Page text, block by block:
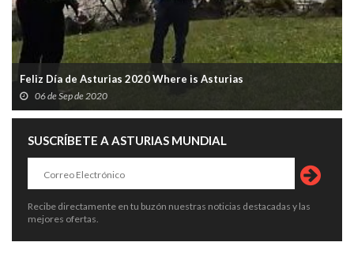
Feliz Día de Asturias 2020 Where is Asturias
06 de Sep de 2020
SUSCRÍBETE A ASTURIAS MUNDIAL
Recibe directamente en tu buzón nuestras noticias destacadas y las
mejores ofertas.